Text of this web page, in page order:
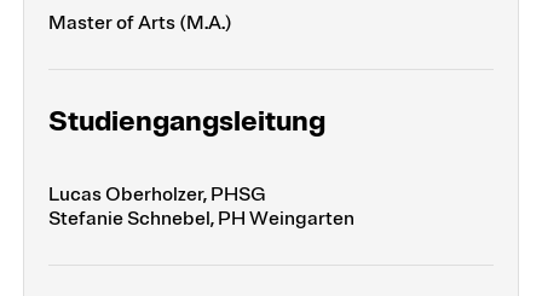
Master of Arts (M.A.)
Studiengangsleitung
Lucas Oberholzer, PHSG
Stefanie Schnebel, PH Weingarten